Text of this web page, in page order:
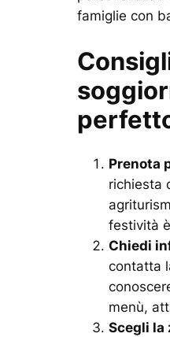
famiglie con
Prenota
richiesta
festività
Chiedi
contatta
menù,
Scegli la